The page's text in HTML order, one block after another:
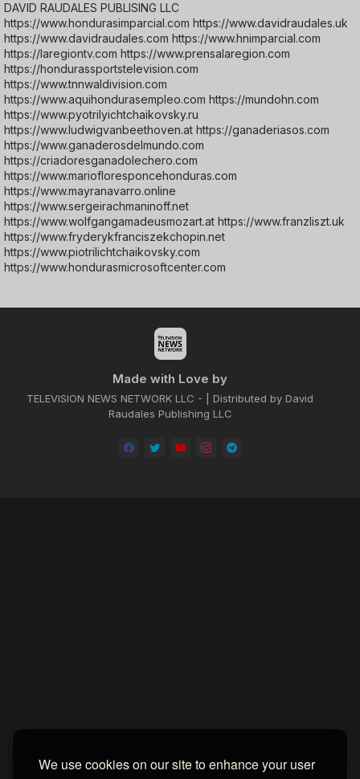
We use cookies on our site to enhance your user
DAVID RAUDALES PUBLISING LLC
https://www.hondurasimparcial.com https://www.davidraudales.uk
https://www.davidraudales.com https://www.hnimparcial.com
https://laregiontv.com https://www.prensalaregion.com
https://hondurassportstelevision.com
https://www.tnnwaldivision.com
https://www.aquihondurasempleo.com https://mundohn.com
https://www.pyotrilyichtchaikovsky.ru
https://www.ludwigvanbeethoven.at https://ganaderiasos.com
https://www.ganaderosdelmundo.com
https://criadoresganadolechero.com
https://www.mariofloresponcehonduras.com
https://www.mayranavarro.online
https://www.sergeirachmaninoff.net
https://www.wolfgangamadeusmozart.at https://www.franzliszt.uk
https://www.fryderykfranciszekchopin.net
https://www.piotrilichtchaikovsky.com
https://www.hondurasmicrosoftcenter.com
Made with Love by
TELEVISION NEWS NETWORK LLC - | Distributed by David
Raudales Publishing LLC